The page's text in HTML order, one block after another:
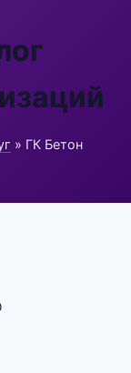
» ГК Бетон